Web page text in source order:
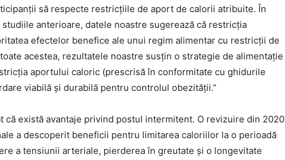
să respecte restricțiile de aport de calorii atribuite. În
anterioare, datele noastre sugerează că restricția
efectelor benefice ale unui regim alimentar cu restricții de
acestea, rezultatele noastre susțin o strategie de alimentație
aportului caloric (prescrisă în conformitate cu ghidurile
viabilă și durabilă pentru controlul obezității.”
că există avantaje privind postul intermitent. O revizuire din 2020
a descoperit beneficii pentru limitarea caloriilor la o perioadă
a tensiunii arteriale, pierderea în greutate și o longevitate